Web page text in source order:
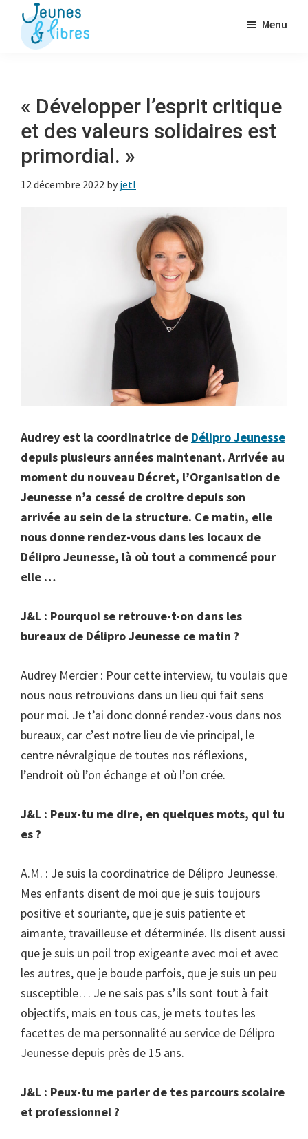
Passer
contenu
des
libérales
Menu
« Développer l’esprit critique
et des valeurs solidaires est
primordial. »
12 décembre 2022 by jetl
Audrey est la coordinatrice de Délipro Jeunesse
depuis plusieurs années maintenant. Arrivée au
moment du nouveau Décret, l’Organisation de
Jeunesse n’a cessé de croitre depuis son
arrivée au sein de la structure. Ce matin, elle
nous donne rendez-vous dans les locaux de
Délipro Jeunesse, là où tout a commencé pour
elle …
J&L : Pourquoi se retrouve-t-on dans les
bureaux de Délipro Jeunesse ce matin ?
Audrey Mercier : Pour cette interview, tu voulais que
nous nous retrouvions dans un lieu qui fait sens
pour moi. Je t’ai donc donné rendez-vous dans nos
bureaux, car c’est notre lieu de vie principal, le
centre névralgique de toutes nos réflexions,
l’endroit où l’on échange et où l’on crée.
J&L : Peux-tu me dire, en quelques mots, qui tu
es ?
A.M. : Je suis la coordinatrice de Délipro Jeunesse.
Mes enfants disent de moi que je suis toujours
positive et souriante, que je suis patiente et
aimante, travailleuse et déterminée. Ils disent aussi
que je suis un poil trop exigeante avec moi et avec
les autres, que je boude parfois, que je suis un peu
susceptible… Je ne sais pas s’ils sont tout à fait
objectifs, mais en tous cas, je mets toutes les
facettes de ma personnalité au service de Délipro
Jeunesse depuis près de 15 ans.
J&L : Peux-tu me parler de tes parcours scolaire
et professionnel ?